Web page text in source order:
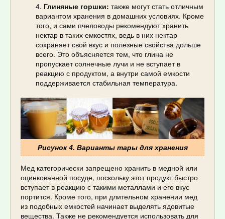
Глиняные горшки: также могут стать отличным
вариантом хранения в домашних условиях. Кроме
того, и сами пчеловоды рекомендуют хранить
нектар в таких емкостях, ведь в них нектар
сохраняет свой вкус и полезные свойства дольше
всего. Это объясняется тем, что глина не
пропускает солнечные лучи и не вступает в
реакцию с продуктом, а внутри самой емкости
поддерживается стабильная температура.
Рисунок 4. Варианты тары для хранения
Мед категорически запрещено хранить в медной или
оцинкованной посуде, поскольку этот продукт быстро
вступает в реакцию с такими металлами и его вкус
портится. Кроме того, при длительном хранении мед
из подобных емкостей начинает выделять ядовитые
вещества. Также не рекомендуется использовать для